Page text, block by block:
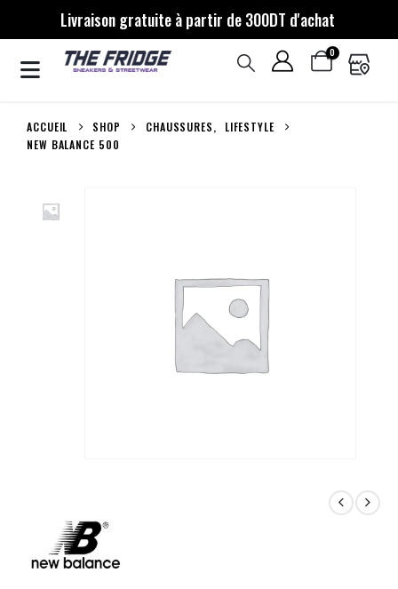
Livraison gratuite à partir de 300DT d'achat
0
ACCUEIL SHOP CHAUSSURES,
LIFESTYLE
NEW BALANCE 500